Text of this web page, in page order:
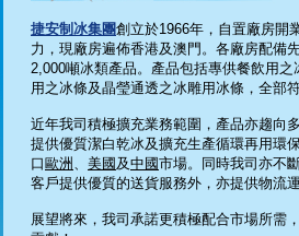
捷安制冰集團創立於1966年，自置廠房開
力，現廠房遍佈香港及澳門。各廠房配備
2,000噸冰類產品。產品包括專供餐飲用
用之冰條及晶瑩通透之冰雕用冰條，全部
近年我司積極擴充業務範圍，產品亦趨向
提供優質潔白乾冰及擴充生產循環再用環
口歐洲 、 美國 及中國市場。同時我司亦不
客戶提供優質的送貨服務外，亦提供物流
展望將來，我司承諾更積極配合市場所需